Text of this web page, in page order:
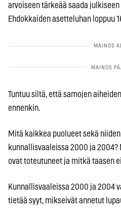
arvoiseen tärkeää saada
Ehdokkaiden asetteluhan loppuu
Tuntuu siltä, että samojen
ennenkin.
Mitä kaikkea puolueet sekä
kunnallisvaaleissa 2000 ja
ovat toteutuneet ja mitkä taasen
Kunnallisvaaleissa 2000 ja 2004
tietää syyt, mikseivät annetut